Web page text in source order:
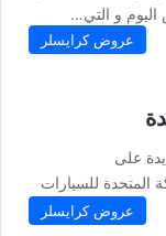
عروض كرايسلر
جديدة على
اليوم شركة المتحدة للسيارات
عروض كرايسلر